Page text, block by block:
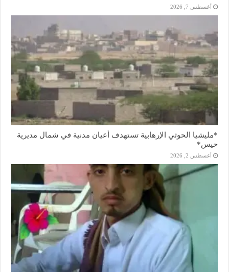
أغسطس 7, 2026
*مليشيا الحوثي الإرهابية تستهدف أعيان مدنية في شمال مديرية
حيس*
أغسطس 2, 2026